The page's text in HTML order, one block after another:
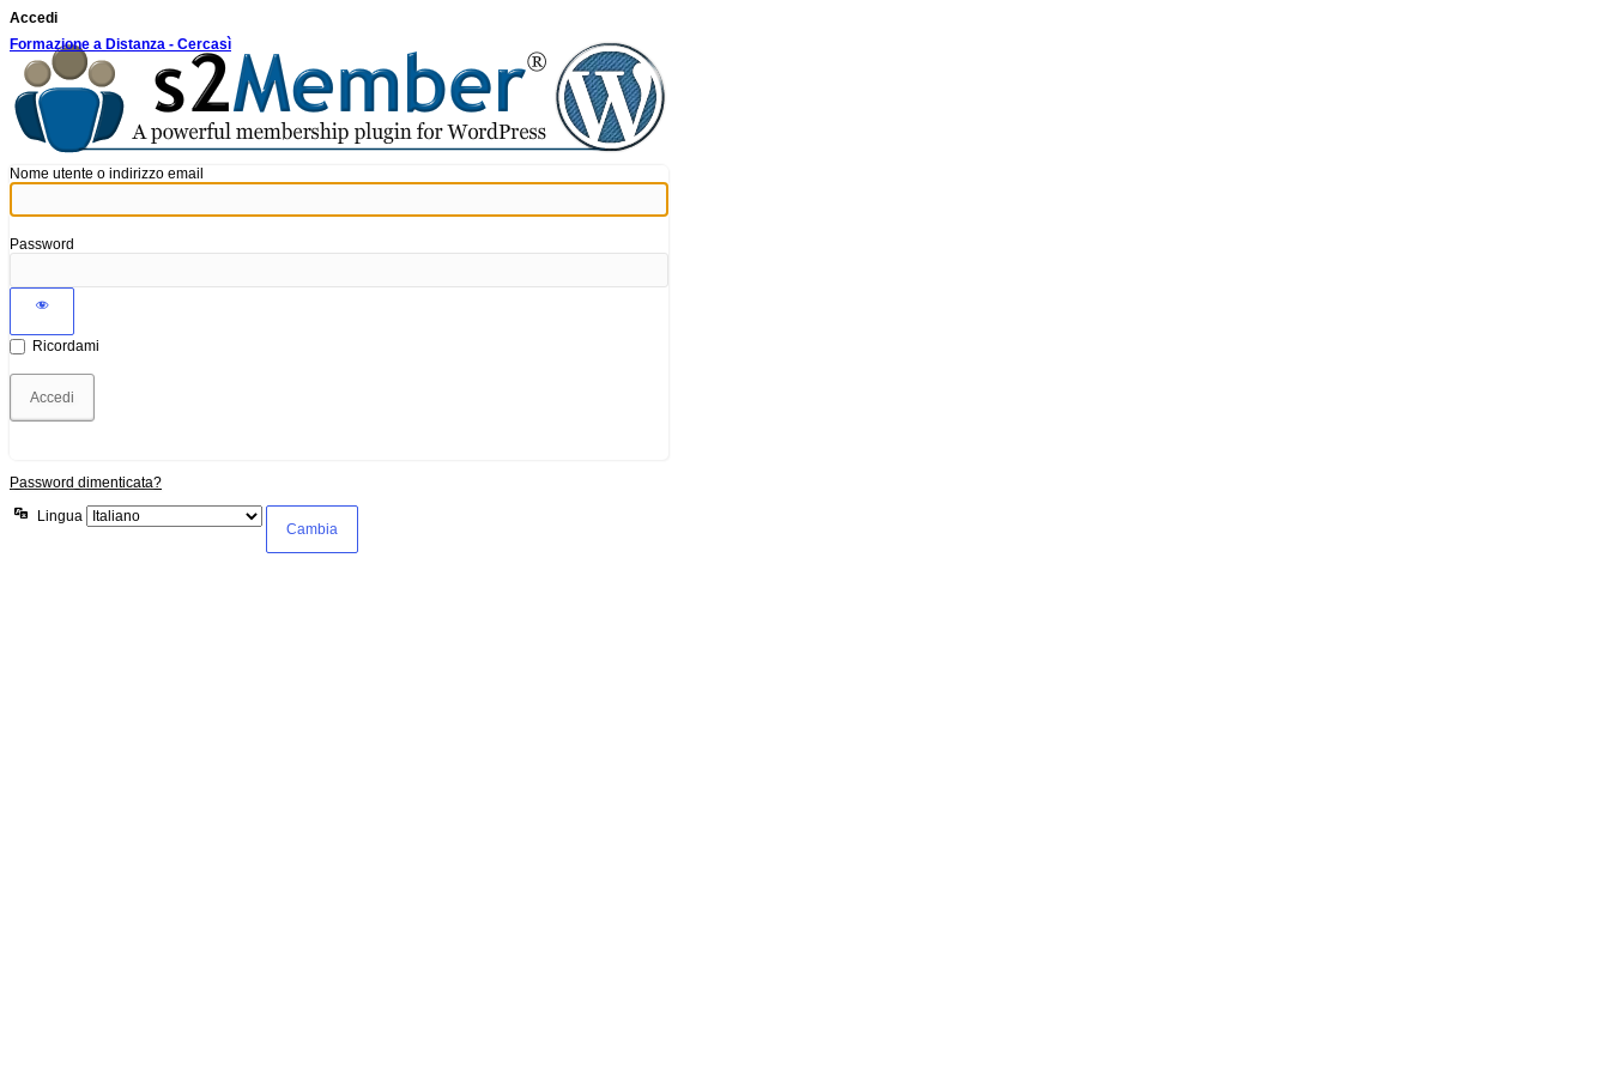
Accedi
Formazione a Distanza - Cercasì
Nome utente o indirizzo email
Password
Ricordami
Password dimenticata?
Lingua